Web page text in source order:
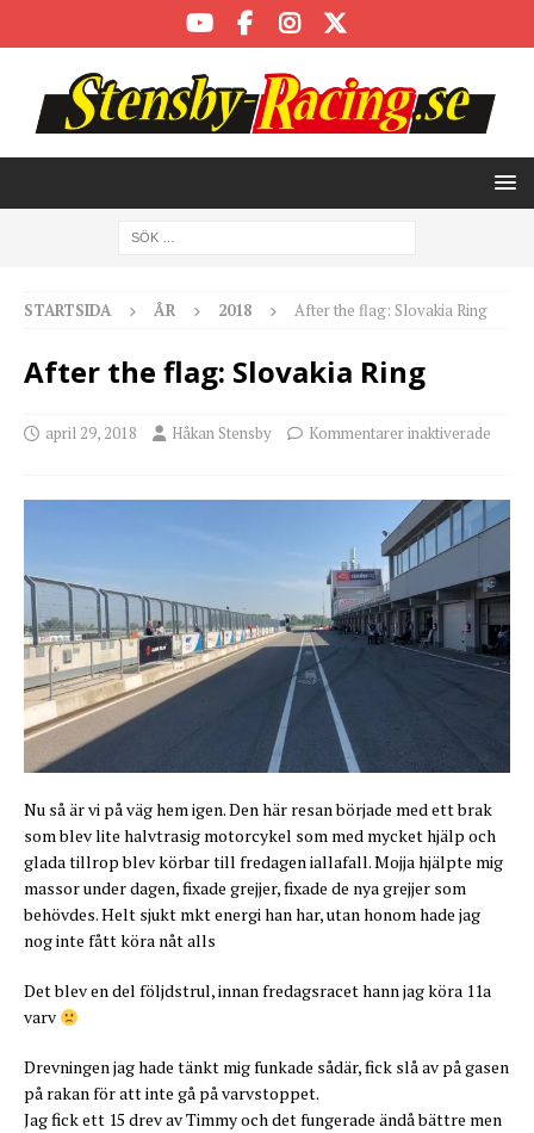
STARTSIDA ÅR 2018 After the flag: Slovakia Ring
After the flag: Slovakia Ring
april 29, 2018 Håkan Stensby Kommentarer inaktiverade
Nu så är vi på väg hem igen. Den här resan började med ett brak
som blev lite halvtrasig motorcykel som med mycket hjälp och
glada tillrop blev körbar till fredagen iallafall. Mojja hjälpte mig
massor under dagen, fixade grejjer, fixade de nya grejjer som
behövdes. Helt sjukt mkt energi han har, utan honom hade jag
nog inte fått köra nåt alls
Det blev en del följdstrul, innan fredagsracet hann jag köra 11a
varv
Drevningen jag hade tänkt mig funkade sådär, fick slå av på gasen
på rakan för att inte gå på varvstoppet.
Jag fick ett 15 drev av Timmy och det fungerade ändå bättre men